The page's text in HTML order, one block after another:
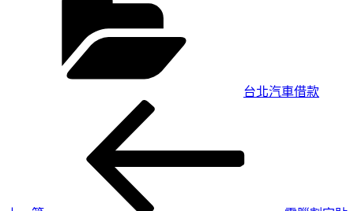
台北汽車借款